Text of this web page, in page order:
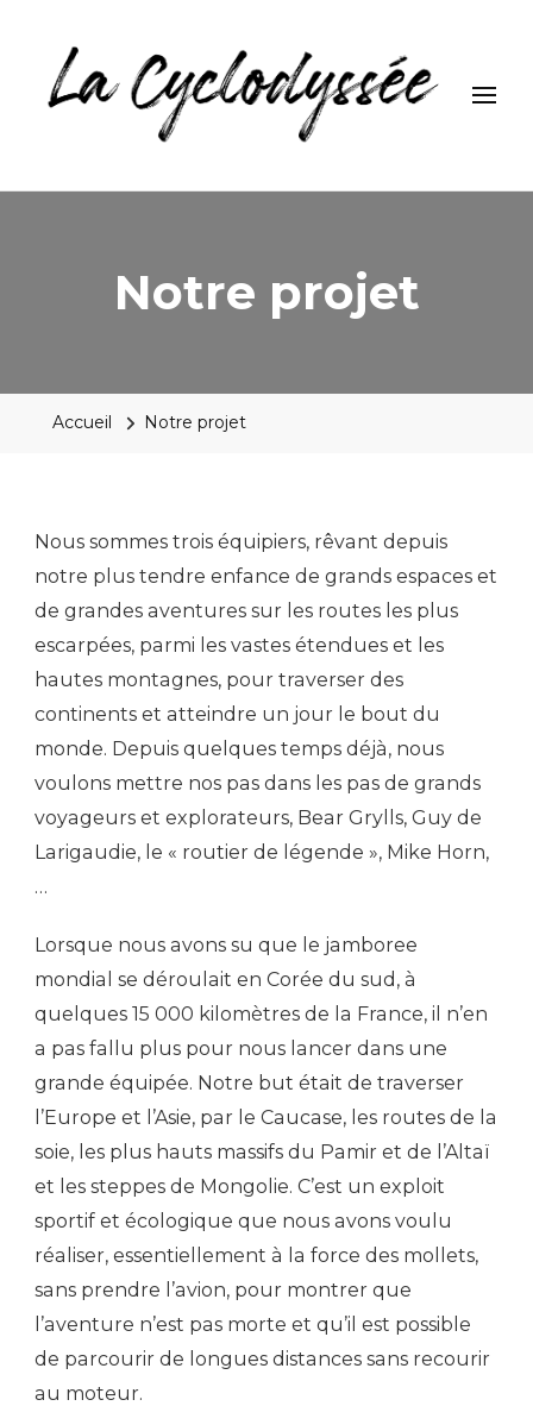
La Cyclodyssée
Riding to the word scout jamboree
Notre projet
Accueil Notre projet
Nous sommes trois équipiers, rêvant depuis
notre plus tendre enfance de grands espaces et
de grandes aventures sur les routes les plus
escarpées, parmi les vastes étendues et les
hautes montagnes, pour traverser des
continents et atteindre un jour le bout du
monde. Depuis quelques temps déjà, nous
voulons mettre nos pas dans les pas de grands
voyageurs et explorateurs, Bear Grylls, Guy de
Larigaudie, le « routier de légende », Mike Horn,
…
Lorsque nous avons su que le jamboree
mondial se déroulait en Corée du sud, à
quelques 15 000 kilomètres de la France, il n’en
a pas fallu plus pour nous lancer dans une
grande équipée. Notre but était de traverser
l’Europe et l’Asie, par le Caucase, les routes de la
soie, les plus hauts massifs du Pamir et de l’Altaï
et les steppes de Mongolie. C’est un exploit
sportif et écologique que nous avons voulu
réaliser, essentiellement à la force des mollets,
sans prendre l’avion, pour montrer que
l’aventure n’est pas morte et qu’il est possible
de parcourir de longues distances sans recourir
au moteur.